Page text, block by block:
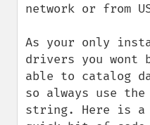
network or from
As your only
drivers you wont
able to catalog
so always use
string. Here is a